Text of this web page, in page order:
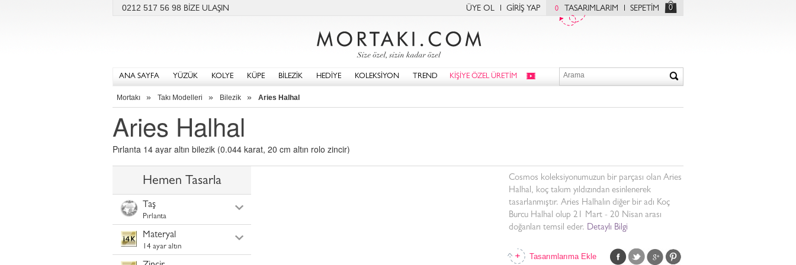
0212 517 56 98 BİZE ULAŞIN ÜYE OL GİRİŞ YAP 0 TASARIMLARIM SEPETİM 0
ANA SAYFA YÜZÜK KOLYE KÜPE BİLEZİK HEDİYE KOLEKSİYON TREND KİŞİYE ÖZEL ÜRETİM
Mortakı » Takı Modelleri » Bilezik » Aries Halhal
Aries Halhal
Pırlanta 14 ayar altın bilezik (0.044 karat, 20 cm altın rolo zincir)
Hemen Tasarla
Taş
Pırlanta
Materyal
14 ayar altın
Cosmos koleksiyonumuzun bir parçası olan Aries
Halhal, koç takım yıldızından esinlenerek
tasarlanmıştır. Aries Halhalın diğer bir adı Koç
Burcu Halhal olup 21 Mart - 20 Nisan arası
doğanları temsil eder. Detaylı Bilgi
Tasarımlarıma Ekle